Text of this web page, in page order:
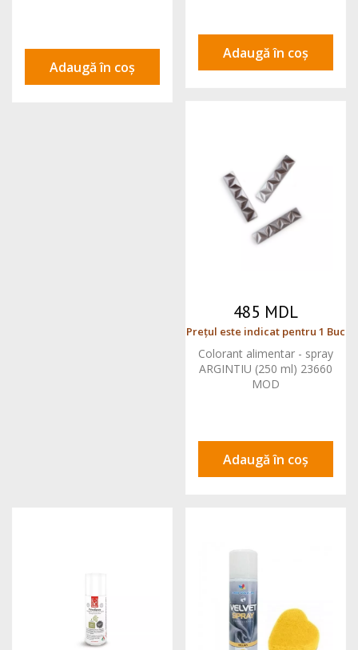
Adaugă în coș
Adaugă în coș
485 MDL
Prețul este indicat pentru 1 Buc
Colorant alimentar - spray
ARGINTIU (250 ml) 23660
MOD
Adaugă în coș